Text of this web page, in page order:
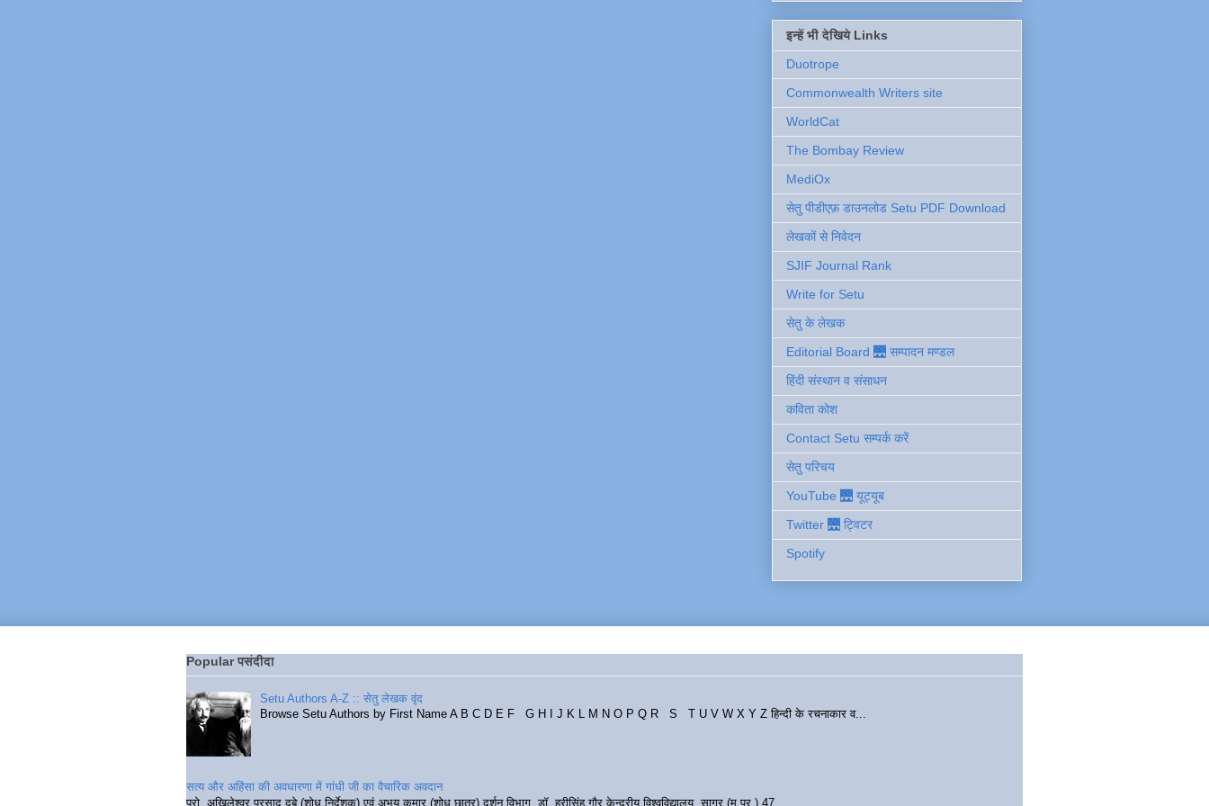
इन्हें भी देखिये Links
Duotrope
Commonwealth Writers site
WorldCat
The Bombay Review
MediOx
सेतु पीडीएफ़ डाउनलोड Setu PDF Download
लेखकों से निवेदन
SJIF Journal Rank
Write for Setu
सेतु के लेखक
Editorial Board 🌉 सम्पादन मण्डल
हिंदी संस्थान व संसाधन
कविता कोश
Contact Setu सम्पर्क करें
सेतु परिचय
YouTube 🌉 यूट्यूब
Twitter 🌉 ट्विटर
Spotify
Popular पसंदीदा
Setu Authors A-Z :: सेतु लेखक वृंद
Browse Setu Authors by First Name A B C D E F G H I J K L M N O P Q R S T U V W X Y Z हिन्दी के रचनाकार व...
सत्य और अहिंसा की अवधारणा में गांधी जी का वैचारिक अवदान
प्रो. अखिलेश्वर प्रसाद दुबे (शोध निर्देशक) एवं अभय कुमार (शोध छात्र) दर्शन विभाग, डॉ. हरीसिंह गौर केन्द्रीय विश्वविद्यालय, सागर (म.प्र.) 47...